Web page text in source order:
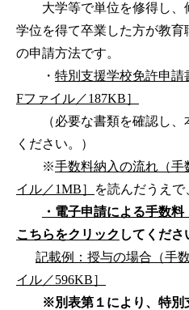
大学等で単位を修得し、
学位を得て卒業した方が教
の申請方法です。
・ 特別支援学校免許申請
Fファイル／187KB］
（必要な書類を確認し、
ください。）
※手数料納入の流れ（手
イル／1MB］
を読んだうえで
・電子申請による手数
こちらをクリック してくださ
記載例：授与の場合（手
イル／596KB］
※別表第１により、特別